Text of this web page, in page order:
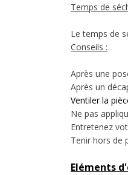
Temps de
Le temps de
Conseils :
Après une
Après un
Ventiler la
Ne pas
Entretenez
Tenir hors de
Eléments